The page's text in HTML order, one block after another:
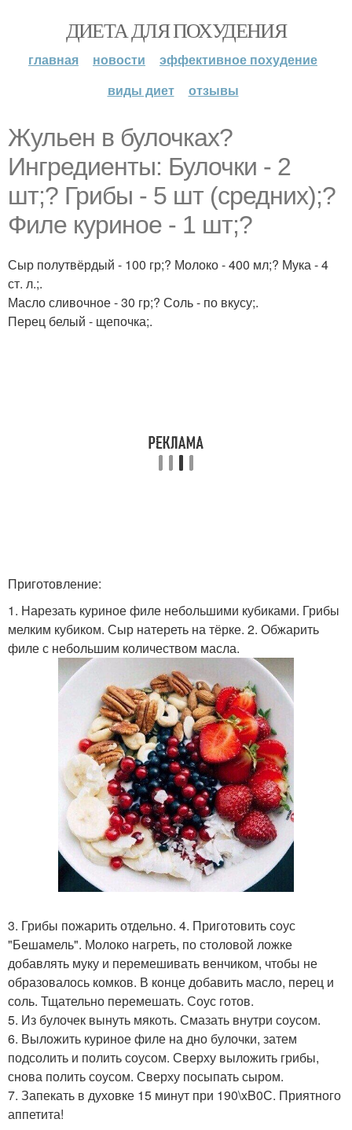
ДИЕТА ДЛЯ ПОХУДЕНИЯ
главная новости
эффективное похудение
виды диет
отзывы
Жульен в булочках?
Ингредиенты: Булочки - 2
шт;? Грибы - 5 шт (средних);?
Филе куриное - 1 шт;?
Сыр полутвёрдый - 100 гр;? Молоко - 400 мл;? Мука - 4
ст. л.;.
Масло сливочное - 30 гр;? Соль - по вкусу;.
Перец белый - щепочка;.
Приготовление:
1. Нарезать куриное филе небольшими кубиками. Грибы
мелким кубиком. Сыр натереть на тёрке. 2. Обжарить
филе с небольшим количеством масла.
3. Грибы пожарить отдельно. 4. Приготовить соус
"Бешамель". Молоко нагреть, по столовой ложке
добавлять муку и перемешивать венчиком, чтобы не
образовалось комков. В конце добавить масло, перец и
соль. Тщательно перемешать. Соус готов.
5. Из булочек вынуть мякоть. Смазать внутри соусом.
6. Выложить куриное филе на дно булочки, затем
подсолить и полить соусом. Сверху выложить грибы,
снова полить соусом. Сверху посыпать сыром.
7. Запекать в духовке 15 минут при 190\xB0С. Приятного
аппетита!